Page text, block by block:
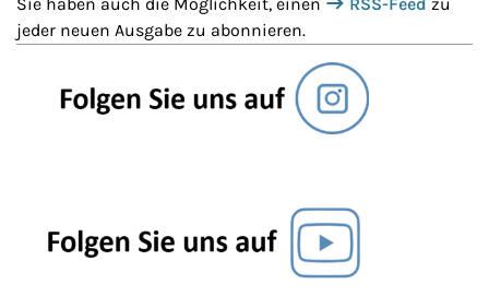
jeder neuen Ausgabe zu abonnieren.